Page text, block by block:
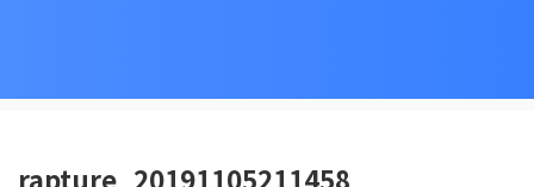
rapture_20191105211458